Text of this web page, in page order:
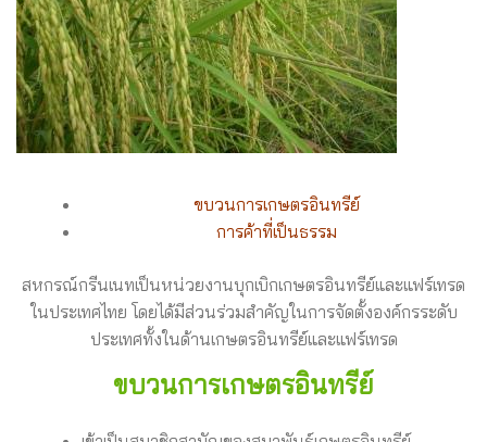
ขบวนการเกษตรอินทรีย์
การค้าที่เป็นธรรม
สหกรณ์กรีนเนทเป็นหน่วยงานบุกเบิกเกษตรอินทรีย์และแฟร์เทรด
ในประเทศไทย โดยได้มีส่วนร่วมสำคัญในการจัดตั้งองค์กรระดับ
ประเทศทั้งในด้านเกษตรอินทรีย์และแฟร์เทรด
ขบวนการเกษตรอินทรีย์